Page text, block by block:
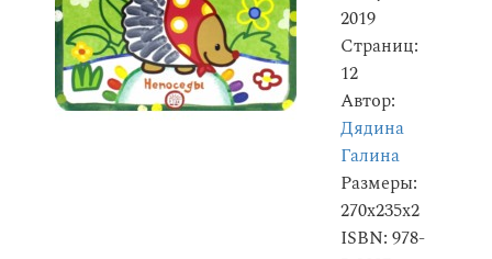
2019
Страниц:
12
Автор:
Дядина
Галина
Размеры:
270x235x2
ISBN: 978-